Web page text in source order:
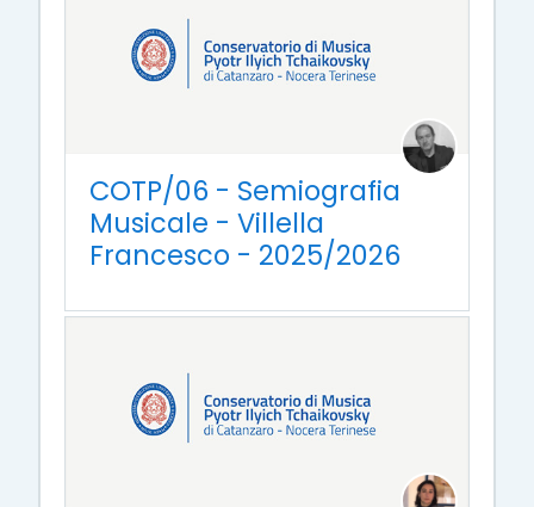
COTP/06 - Semiografia
Musicale - Villella
Francesco - 2025/2026